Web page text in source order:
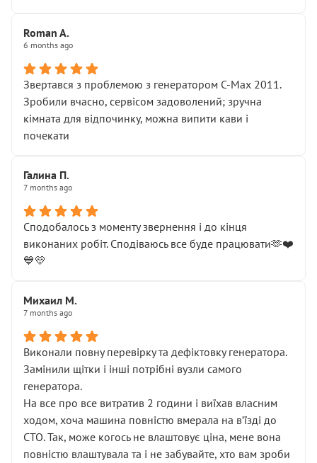
Roman A.
6 months ago
Звертався з проблемою з генератором C-Max 2011.
Зробили вчасно, сервісом задоволений; зручна
кімната для відпочинку, можна випити кави і
почекати
Галина П.
7 months ago
Сподобалось з моменту звернення і до кінця
виконаних робіт. Сподіваюсь все буде працювати🫶❤️
💙💛
Михаил М.
7 months ago
Виконали повну перевірку та дефіктовку генератора.
Замінили щітки і інші потрібні вузли самого
генератора.
На все про все витратив 2 години і виїхав власним
ходом, хоча машина повністю вмерала на вʼїзді до
СТО. Так, може когось не влаштовує ціна, мене вона
повністю влаштувала та і не забувайте, хто вам зроби